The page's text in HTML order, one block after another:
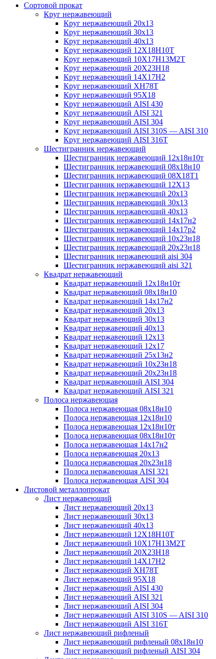
Сортовой прокат
Круг нержавеющий
Круг нержавеющий 20х13
Круг нержавеющий 30х13
Круг нержавеющий 40х13
Круг нержавеющий 12Х18Н10Т
Круг нержавеющий 10Х17Н13М2T
Круг нержавеющий 20Х23Н18
Круг нержавеющий 14Х17Н2
Круг нержавеющий ХН78Т
Круг нержавеющий 95Х18
Круг нержавеющий AISI 430
Круг нержавеющий AISI 321
Круг нержавеющий AISI 304
Круг нержавеющий AISI 310S — AISI 310
Круг нержавеющий AISI 316T
Шестигранник нержавеющий
Шестигранник нержавеющий 12х18н10т
Шестигранник нержавеющий 08х18н10
Шестигранник нержавеющий 08Х18Т1
Шестигранник нержавеющий 12Х13
Шестигранник нержавеющий 20х13
Шестигранник нержавеющий 30х13
Шестигранник нержавеющий 40х13
Шестигранник нержавеющий 14х17н2
Шестигранник нержавеющий 14х17р2
Шестигранник нержавеющий 10х23н18
Шестигранник нержавеющий 20х23н18
Шестигранник нержавеющий aisi 304
Шестигранник нержавеющий aisi 321
Квадрат нержавеющий
Квадрат нержавеющий 12х18н10т
Квадрат нержавеющий 08х18н10
Квадрат нержавеющий 14х17н2
Квадрат нержавеющий 20х13
Квадрат нержавеющий 30х13
Квадрат нержавеющий 40х13
Квадрат нержавеющий 12х13
Квадрат нержавеющий 12х17
Квадрат нержавеющий 25х13н2
Квадрат нержавеющий 10х23н18
Квадрат нержавеющий 20х23н18
Квадрат нержавеющий AISI 304
Квадрат нержавеющий AISI 321
Полоса нержавеющая
Полоса нержавеющая 08х18н10
Полоса нержавеющая 12х18н10
Полоса нержавеющая 12х18н10т
Полоса нержавеющая 08х18н10т
Полоса нержавеющая 14х17н2
Полоса нержавеющая 20х13
Полоса нержавеющая 20х23н18
Полоса нержавеющая AISI 321
Полоса нержавеющая AISI 304
Листовой металлопрокат
Лист нержавеющий
Лист нержавеющий 20х13
Лист нержавеющий 30х13
Лист нержавеющий 40х13
Лист нержавеющий 12Х18Н10Т
Лист нержавеющий 10Х17Н13М2T
Лист нержавеющий 20Х23Н18
Лист нержавеющий 14Х17Н2
Лист нержавеющий ХН78Т
Лист нержавеющий 95Х18
Лист нержавеющий AISI 430
Лист нержавеющий AISI 321
Лист нержавеющий AISI 304
Лист нержавеющий AISI 310S — AISI 310
Лист нержавеющий AISI 316T
Лист нержавеющий рифленый
Лист нержавеющий рифленый 08х18н10
Лист нержавеющий рифленый AISI 304